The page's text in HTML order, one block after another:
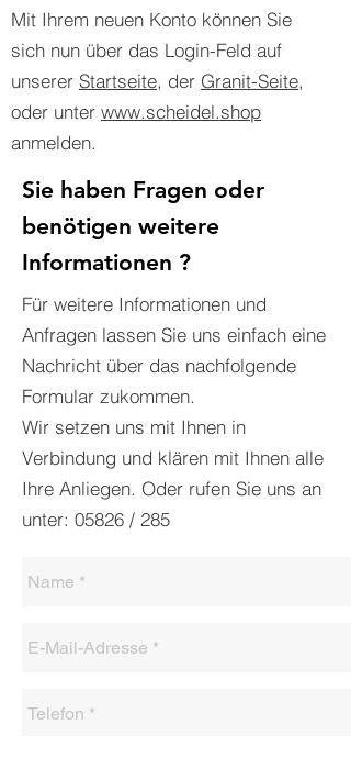
Mit Ihrem neuen Konto können Sie
sich nun über das Login-Feld auf
unserer Startseite, der Granit-Seite,
oder unter www.scheidel.shop
anmelden.
Sie haben Fragen oder
benötigen weitere
Informationen ?
Für weitere Informationen und
Anfragen lassen Sie uns einfach eine
Nachricht über das nachfolgende
Formular zukommen.
Wir setzen uns mit Ihnen in
Verbindung und klären mit Ihnen alle
Ihre Anliegen. Oder rufen Sie uns an
unter: 05826 / 285